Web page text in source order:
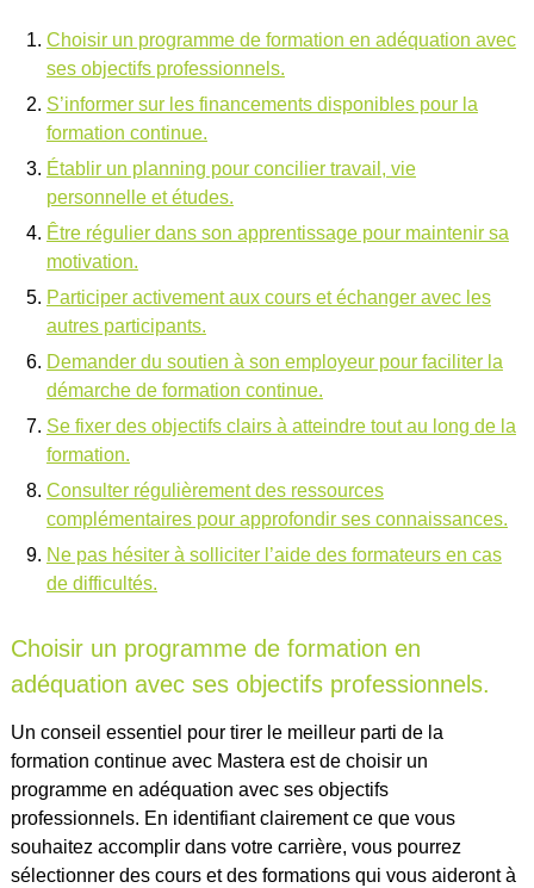
Choisir un programme de formation en adéquation avec
ses objectifs professionnels.
S’informer sur les financements disponibles pour la
formation continue.
Établir un planning pour concilier travail, vie
personnelle et études.
Être régulier dans son apprentissage pour maintenir sa
motivation.
Participer activement aux cours et échanger avec les
autres participants.
Demander du soutien à son employeur pour faciliter la
démarche de formation continue.
Se fixer des objectifs clairs à atteindre tout au long de la
formation.
Consulter régulièrement des ressources
complémentaires pour approfondir ses connaissances.
Ne pas hésiter à solliciter l’aide des formateurs en cas
de difficultés.
Choisir un programme de formation en
adéquation avec ses objectifs professionnels.
Un conseil essentiel pour tirer le meilleur parti de la
formation continue avec Mastera est de choisir un
programme en adéquation avec ses objectifs
professionnels. En identifiant clairement ce que vous
souhaitez accomplir dans votre carrière, vous pourrez
sélectionner des cours et des formations qui vous aideront à